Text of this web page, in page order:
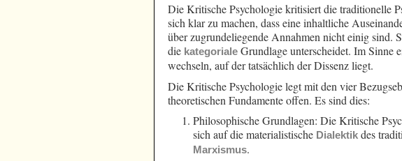
Die Kritische Psychologie kritisiert die traditionelle
sich klar zu machen, dass eine inhaltliche
über zugrundeliegende Annahmen nicht einig sind.
die kategoriale Grundlage unterscheidet. Im Sinne
wechseln, auf der tatsächlich der Dissenz liegt.
Die Kritische Psychologie legt mit den vier
theoretischen Fundamente offen. Es sind dies:
Philosophische Grundlagen: Die Kritische
sich auf die materialistische Dialektik des
Marxismus.